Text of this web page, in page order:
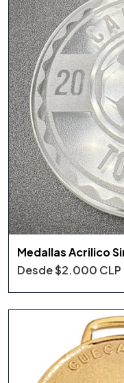
Medallas Acrilico
Desde$2.000 CLP